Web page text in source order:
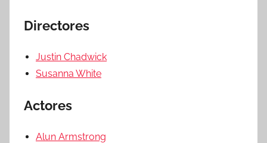
Directores
Justin Chadwick
Susanna White
Actores
Alun Armstrong